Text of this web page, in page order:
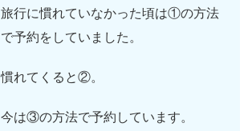
旅行に慣れていなかった頃は①の方法
で予約をしていました。
慣れてくると②。
今は③の方法で予約しています。